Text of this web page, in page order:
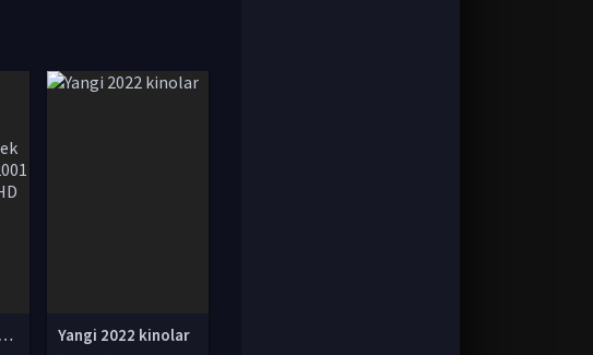
Fusunkor muhabbat / Sevgi jozibasi Hind melodramasi Uzbek tilida O'zbekcha 2001 tarjima kino Full HD skachat Yangi 2022 kinolar